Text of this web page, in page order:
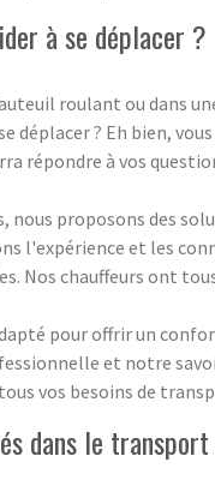
à se déplacer ?
roulant ou dans
déplacer ? Eh bien,
répondre à vos
nous proposons des
l'expérience et les
Nos chauffeurs ont
pour offrir un
et notre
vos besoins de
dans le